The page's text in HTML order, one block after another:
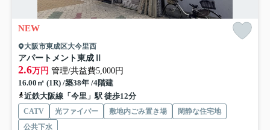
NEW
大阪市東成区大今里西
アパートメント東成Ⅱ
2.6万円 管理/共益費5,000円
16.00㎡ (1R) /築38年 /4階建
近鉄大阪線「今里」駅 徒歩12分
CATV 光ファイバー 敷地内ごみ置き場
閑静な住宅地
公共下水